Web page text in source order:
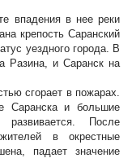
впадения в нее реки
крепость Саранский
уездного города. В
Разина, и Саранск на
сгорает в пожарах.
Саранска и большие
После
в окрестные
падает значение